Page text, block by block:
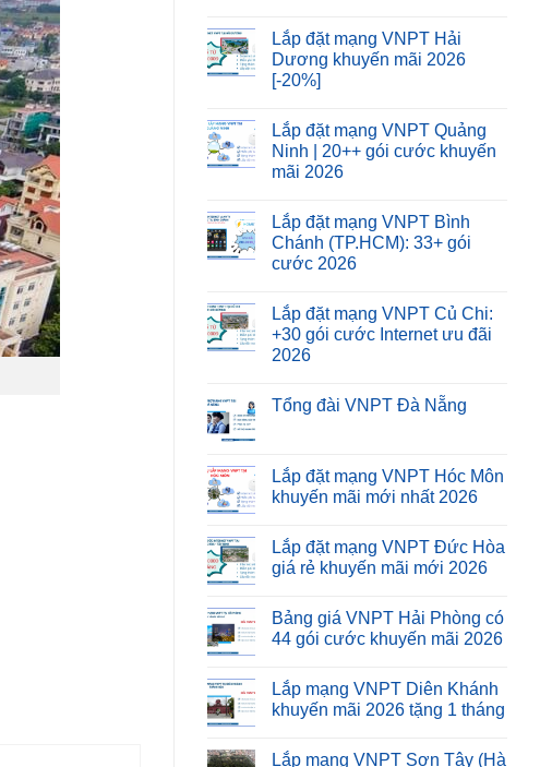
Lắp đặt mạng VNPT Hải
Dương khuyến mãi 2026
[-20%]
Lắp đặt mạng VNPT Quảng
Ninh | 20++ gói cước khuyến
mãi 2026
Lắp đặt mạng VNPT Bình
Chánh (TP.HCM): 33+ gói
cước 2026
Lắp đặt mạng VNPT Củ Chi:
+30 gói cước Internet ưu đãi
2026
Tổng đài VNPT Đà Nẵng
Lắp đặt mạng VNPT Hóc Môn
khuyến mãi mới nhất 2026
Lắp đặt mạng VNPT Đức Hòa
giá rẻ khuyến mãi mới 2026
Bảng giá VNPT Hải Phòng có
44 gói cước khuyến mãi 2026
Lắp mạng VNPT Diên Khánh
khuyến mãi 2026 tặng 1 tháng
Lắp mạng VNPT Sơn Tây (Hà